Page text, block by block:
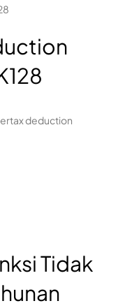
deduction
Tidak